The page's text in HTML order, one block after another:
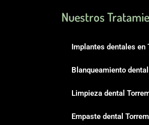
Nuestros
Implantes dentales en
Blanqueamiento
Limpieza dental
Empaste dental